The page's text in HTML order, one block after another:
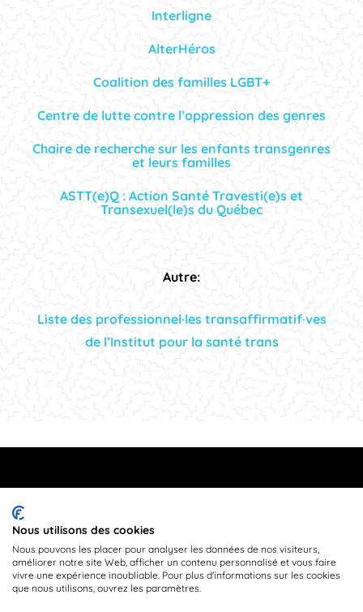
Interligne
AlterHéros
Coalition des familles LGBT+
Centre de lutte contre l’oppression des genres
Chaire de recherche sur les enfants transgenres
et leurs familles
ASTT(e)Q : Action Santé Travesti(e)s et
Transexuel(le)s du Québec
Autre:
Liste des professionnel·les transaffirmatif·ves
de l’Institut pour la santé trans
©2024 TransEstrie tous droits réservés
confidentialité
Facebook
Nous utilisons des cookies
Nous pouvons les placer pour analyser les données de nos visiteurs,
améliorer notre site Web, afficher un contenu personnalisé et vous faire
vivre une expérience inoubliable. Pour plus d'informations sur les cookies
que nous utilisons, ouvrez les paramètres.